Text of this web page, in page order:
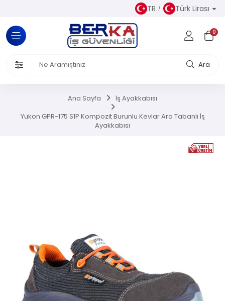
TR Türk Lirası
0
Ara
Kıyafetler
Ürünleri
Ana Sayfa İş Ayakkabısı
Yukon GPR-175 S1P Kompozit Burunlu Kevlar Ara Tabanlı İş
Ayakkabısı